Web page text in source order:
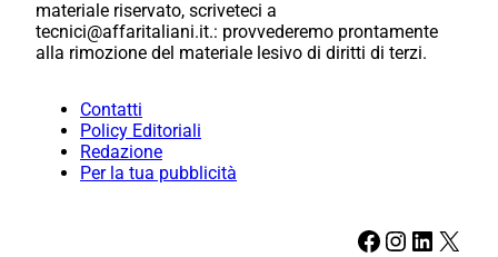
materiale riservato, scriveteci a
tecnici@affaritaliani.it.: provvederemo prontamente
alla rimozione del materiale lesivo di diritti di terzi.
Contatti
Policy Editoriali
Redazione
Per la tua pubblicità
Facebook Instagram LinkedIn X